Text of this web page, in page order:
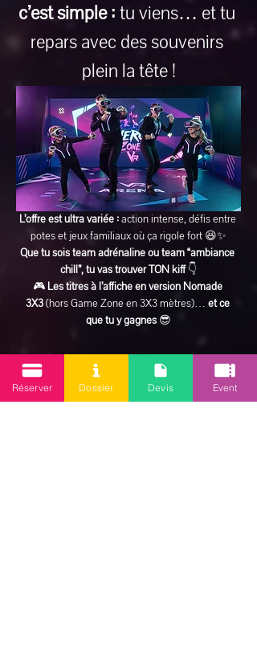
c’est simple : tu viens… et tu
repars avec des souvenirs
plein la tête !
L’offre est ultra variée : action intense, défis entre
potes et jeux familiaux où ça rigole fort 😆✨
Que tu sois team adrénaline ou team “ambiance
chill”, tu vas trouver TON kiff 👇
🎮 Les titres à l’affiche en version Nomade
3X3 (hors Game Zone en 3X3 mètres)… et ce
que tu y gagnes 😎
En lire plus >
Réserver Dossier Devis Event